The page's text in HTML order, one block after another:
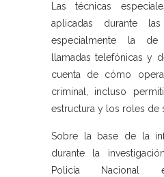
Las técnicas
aplicadas durante
especialmente la de
llamadas telefónicas y
cuenta de cómo
criminal, incluso
estructura y los roles de
Sobre la base de la
durante la
Policía Nacional